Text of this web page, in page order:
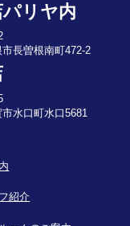
パリヤ内
長曽根南町472-2
水口町水口5681
紹介